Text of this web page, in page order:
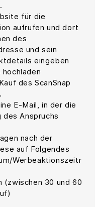
für die
aufrufen und dort
des
und sein
eingeben
des ScanSnap
E-Mail, in der die
Anspruchs
nach der
auf Folgendes
Werbeaktionszeitr
(zwischen 30 und 60